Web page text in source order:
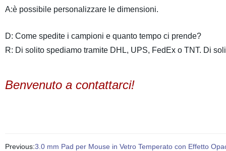
A:è possibile personalizzare le dimensioni.
D: Come spedite i campioni e quanto tempo ci prende?
R: Di solito spediamo tramite DHL, UPS, FedEx o TNT. Di
Benvenuto a contattarci!
Previous:3.0 mm Pad per Mouse in Vetro Temperato con Effetto